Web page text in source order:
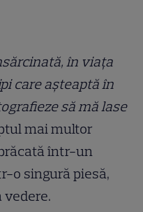
în viața
care așteaptă în
să mă lase
mai multor
într-un
o singură piesă,
vedere.